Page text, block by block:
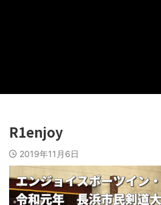
R1enjoy
2019年11月6日